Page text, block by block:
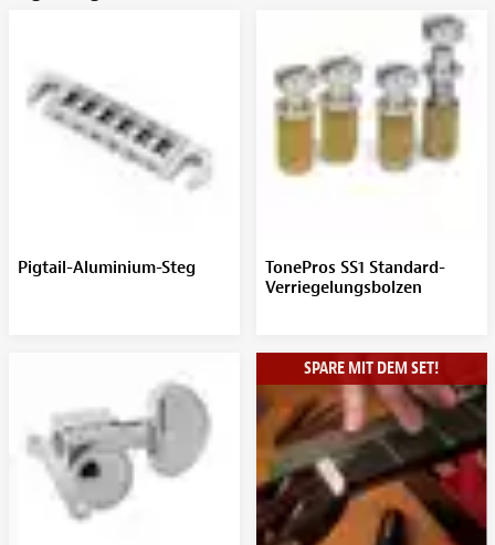
Pigtail-Aluminium-Steg
TonePros SS1 Standard-
Verriegelungsbolzen
SPARE MIT DEM SET!